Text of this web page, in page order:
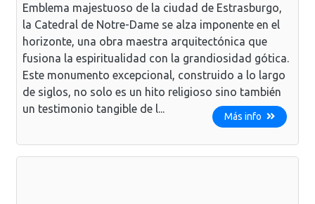
Emblema majestuoso de la ciudad de Estrasburgo,
la Catedral de Notre-Dame se alza imponente en el
horizonte, una obra maestra arquitectónica que
fusiona la espiritualidad con la grandiosidad gótica.
Este monumento excepcional, construido a lo largo
de siglos, no solo es un hito religioso sino también
un testimonio tangible de l...
Más info